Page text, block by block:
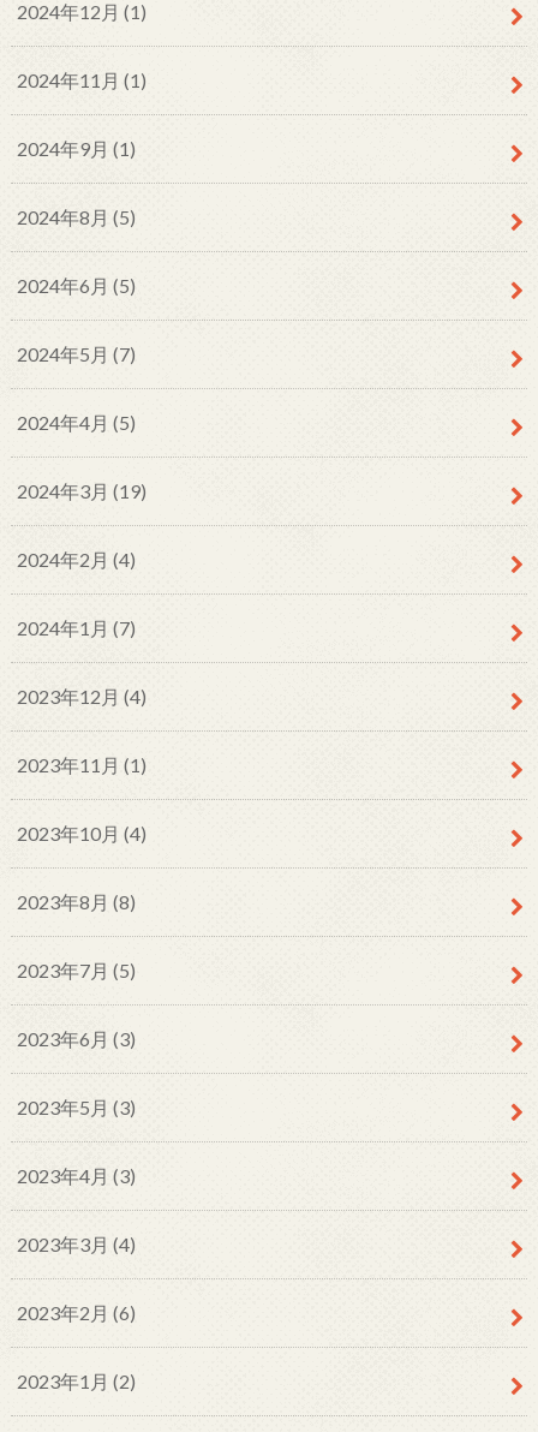
2024年12月 (1)
2024年11月 (1)
2024年9月 (1)
2024年8月 (5)
2024年6月 (5)
2024年5月 (7)
2024年4月 (5)
2024年3月 (19)
2024年2月 (4)
2024年1月 (7)
2023年12月 (4)
2023年11月 (1)
2023年10月 (4)
2023年8月 (8)
2023年7月 (5)
2023年6月 (3)
2023年5月 (3)
2023年4月 (3)
2023年3月 (4)
2023年2月 (6)
2023年1月 (2)